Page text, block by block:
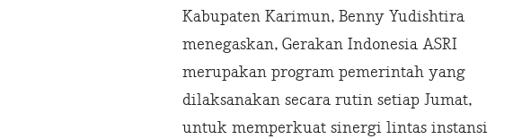
Kabupaten Karimun, Benny Yudishtira
menegaskan, Gerakan Indonesia ASRI
merupakan program pemerintah yang
dilaksanakan secara rutin setiap Jumat,
untuk memperkuat sinergi lintas instansi